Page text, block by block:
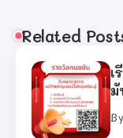
Related
เ
มั
By